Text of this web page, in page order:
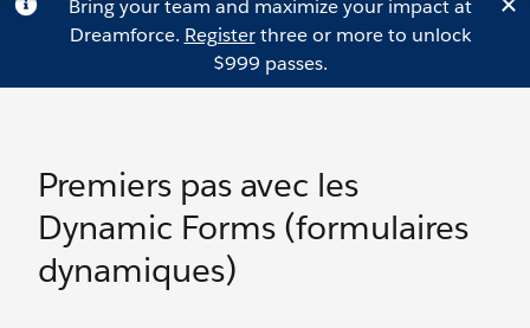
Bring your team and maximize your impact at
Dreamforce. Registerthree or more to unlock
$999 passes.
Premiers pas avec les
Dynamic Forms (formulaires
dynamiques)